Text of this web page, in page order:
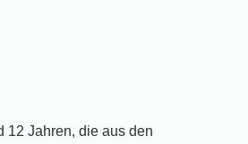
12 Jahren, die aus den